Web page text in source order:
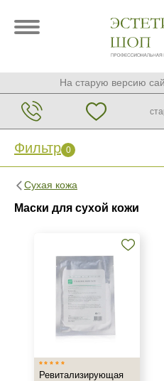
На старую версию
Фильтр 0
Сухая кожа
Маски для сухой кожи
Фильтр 0
Christina
Показать еще
Израиль
Россия
Франция
Ревитализирующая